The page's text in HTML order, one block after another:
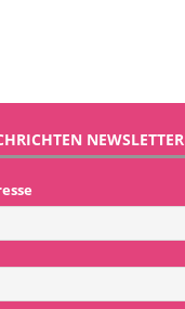
NEWSLETTER